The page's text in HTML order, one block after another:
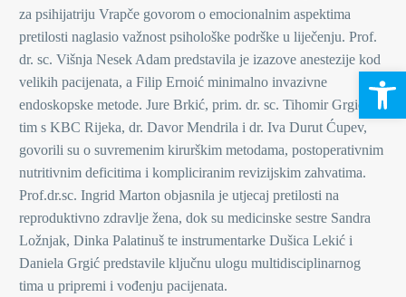
za psihijatriju Vrapče govorom o emocionalnim aspektima
pretilosti naglasio važnost psihološke podrške u liječenju. Prof.
dr. sc. Višnja Nesek Adam predstavila je izazove anestezije kod
velikih pacijenata, a Filip Ernoić minimalno invazivne
endoskopske metode. Jure Brkić, prim. dr. sc. Tihomir Grgić te
tim s KBC Rijeka, dr. Davor Mendrila i dr. Iva Durut Ćupev,
govorili su o suvremenim kirurškim metodama, postoperativnim
nutritivnim deficitima i kompliciranim revizijskim zahvatima.
Prof.dr.sc. Ingrid Marton objasnila je utjecaj pretilosti na
reproduktivno zdravlje žena, dok su medicinske sestre Sandra
Ložnjak, Dinka Palatinuš te instrumentarke Dušica Lekić i
Daniela Grgić predstavile ključnu ulogu multidisciplinarnog
tima u pripremi i vođenju pacijenata.